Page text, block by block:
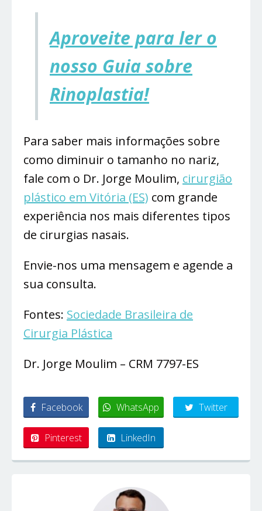
Aproveite para ler o
nosso Guia sobre
Rinoplastia!
Para saber mais informações sobre
como diminuir o tamanho no nariz,
fale com o Dr. Jorge Moulim, cirurgião
plástico em Vitória (ES) com grande
experiência nos mais diferentes tipos
de cirurgias nasais.
Envie-nos uma mensagem e agende a
sua consulta.
Fontes: Sociedade Brasileira de
Cirurgia Plástica
Dr. Jorge Moulim – CRM 7797-ES
Facebook WhatsApp Twitter
Pinterest LinkedIn